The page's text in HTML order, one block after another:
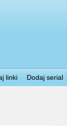
linki Dodaj serial